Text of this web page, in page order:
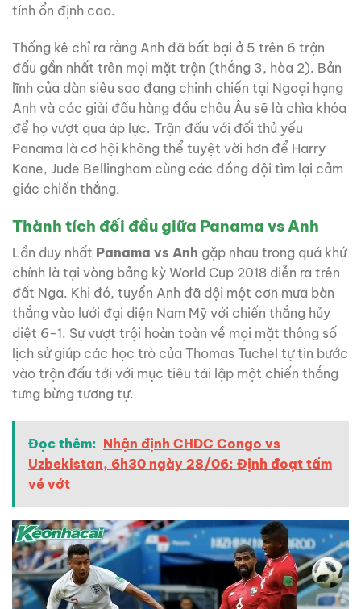
tính ổn định cao.
Thống kê chỉ ra rằng Anh đã bất bại ở 5 trên 6 trận
đấu gần nhất trên mọi mặt trận (thắng 3, hòa 2). Bản
lĩnh của dàn siêu sao đang chinh chiến tại Ngoại hạng
Anh và các giải đấu hàng đầu châu Âu sẽ là chìa khóa
để họ vượt qua áp lực. Trận đấu với đối thủ yếu
Panama là cơ hội không thể tuyệt vời hơn để Harry
Kane, Jude Bellingham cùng các đồng đội tìm lại cảm
giác chiến thắng.
Thành tích đối đầu giữa Panama vs Anh
Lần duy nhất Panama vs Anh gặp nhau trong quá khứ
chính là tại vòng bảng kỳ World Cup 2018 diễn ra trên
đất Nga. Khi đó, tuyển Anh đã dội một cơn mưa bàn
thắng vào lưới đại diện Nam Mỹ với chiến thắng hủy
diệt 6-1. Sự vượt trội hoàn toàn về mọi mặt thông số
lịch sử giúp các học trò của Thomas Tuchel tự tin bước
vào trận đấu tới với mục tiêu tái lập một chiến thắng
tưng bừng tương tự.
Đọc thêm: Nhận định CHDC Congo vs
Uzbekistan, 6h30 ngày 28/06: Định đoạt tấm
vé vớt